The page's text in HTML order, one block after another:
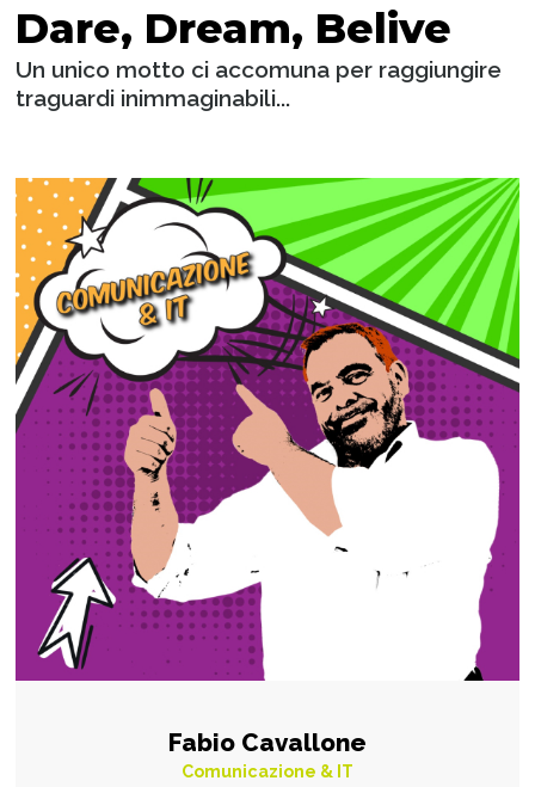
Dare, Dream, Belive
Un unico motto ci accomuna per raggiungire
traguardi inimmaginabili...
Fabio Cavallone
Comunicazione & IT